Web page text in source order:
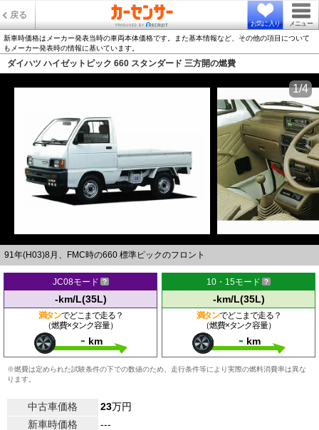
戻る
お気に入り メニュー
新車時価格はメーカー発表当時の車両本体価格です。また基本情報など、その他の項目について
もメーカー発表時の情報に基いています。
ダイハツ ハイゼットピック 660 スタンダード 三方開の燃費
91年(H03)8月、FMC時の660 標準ピックのフロント
1/4
JC08モード
-km/L(35L)
満タンでどこまで走る？
（燃費×タンク容量）
- km
10・15モード
-km/L(35L)
満タンでどこまで走る？
（燃費×タンク容量）
- km
※燃費は定められた試験条件の下での数値のため、走行条件等により実際の燃料消費率は異な
ります。
中古車価格 23万円
新車時価格
---